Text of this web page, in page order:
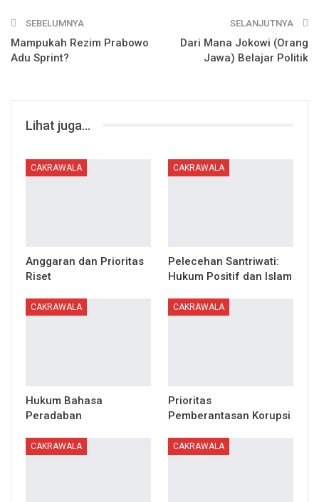
SEBELUMNYA
Mampukah Rezim Prabowo
Adu Sprint?
SELANJUTNYA
Dari Mana Jokowi (Orang
Jawa) Belajar Politik
Lihat juga...
CAKRAWALA
Anggaran dan Prioritas
Riset
CAKRAWALA
Pelecehan Santriwati:
Hukum Positif dan Islam
CAKRAWALA
Hukum Bahasa
Peradaban
CAKRAWALA
Prioritas
Pemberantasan Korupsi
CAKRAWALA CAKRAWALA